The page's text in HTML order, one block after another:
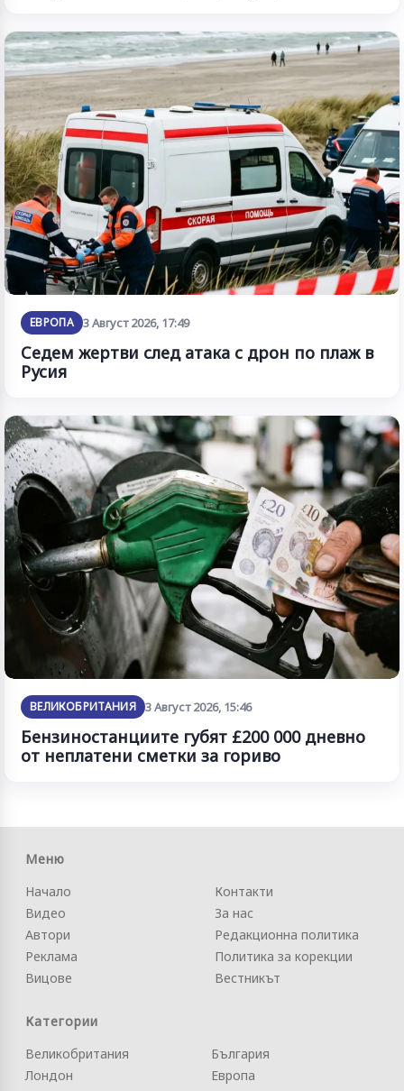
ЕВРОПА 3 Август 2026, 17:49
Седем жертви след атака с дрон по плаж в
Русия
ВЕЛИКОБРИТАНИЯ 3 Август 2026, 15:46
Бензиностанциите губят £200 000 дневно
от неплатени сметки за гориво
Меню
Начало
Видео
Автори
Реклама
Вицове
Контакти
За нас
Редакционна политика
Политика за корекции
Вестникът
Категории
Великобритания
Лондон
България
Европа